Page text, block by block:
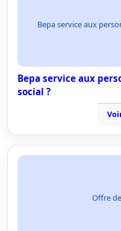
Bepa service aux
Bepa service aux
social ?
Offre